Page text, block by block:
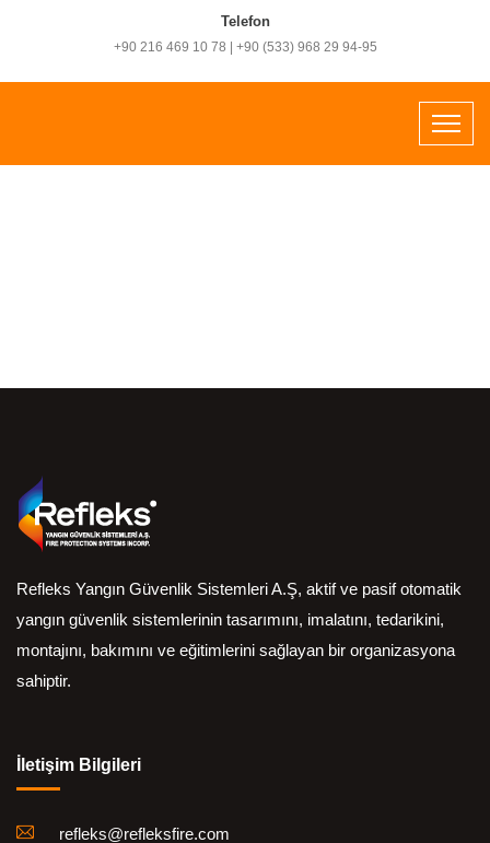
Telefon
+90 216 469 10 78 | +90 (533) 968 29 94-95
Refleks Yangın Güvenlik Sistemleri A.Ş, aktif ve pasif otomatik
yangın güvenlik sistemlerinin tasarımını, imalatını, tedarikini,
montajını, bakımını ve eğitimlerini sağlayan bir organizasyona
sahiptir.
İletişim Bilgileri
refleks@refleksfire.com